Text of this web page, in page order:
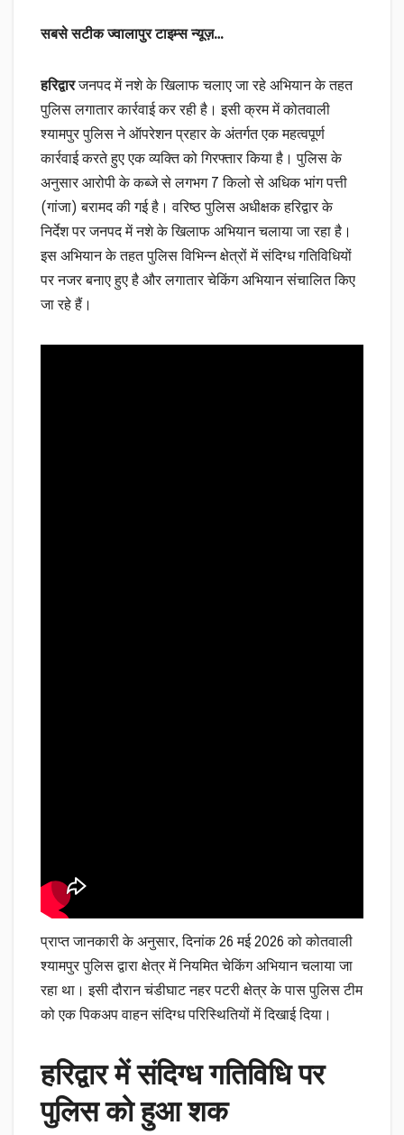
सबसे सटीक ज्वालापुर टाइम्स न्यूज़…
हरिद्वारजनपद में नशे के खिलाफ चलाए जा रहे अभियान के तहत
पुलिस लगातार कार्रवाई कर रही है। इसी क्रम में कोतवाली
श्यामपुर पुलिस ने ऑपरेशन प्रहार के अंतर्गत एक महत्वपूर्ण
कार्रवाई करते हुए एक व्यक्ति को गिरफ्तार किया है। पुलिस के
अनुसार आरोपी के कब्जे से लगभग 7 किलो से अधिक भांग पत्ती
(गांजा) बरामद की गई है। वरिष्ठ पुलिस अधीक्षक हरिद्वार के
निर्देश पर जनपद में नशे के खिलाफ अभियान चलाया जा रहा है।
इस अभियान के तहत पुलिस विभिन्न क्षेत्रों में संदिग्ध गतिविधियों
पर नजर बनाए हुए है और लगातार चेकिंग अभियान संचालित किए
जा रहे हैं।
प्राप्त जानकारी के अनुसार, दिनांक 26 मई 2026 को कोतवाली
श्यामपुर पुलिस द्वारा क्षेत्र में नियमित चेकिंग अभियान चलाया जा
रहा था। इसी दौरान चंडीघाट नहर पटरी क्षेत्र के पास पुलिस टीम
को एक पिकअप वाहन संदिग्ध परिस्थितियों में दिखाई दिया।
हरिद्वार में संदिग्ध गतिविधि पर
पुलिस को हुआ शक